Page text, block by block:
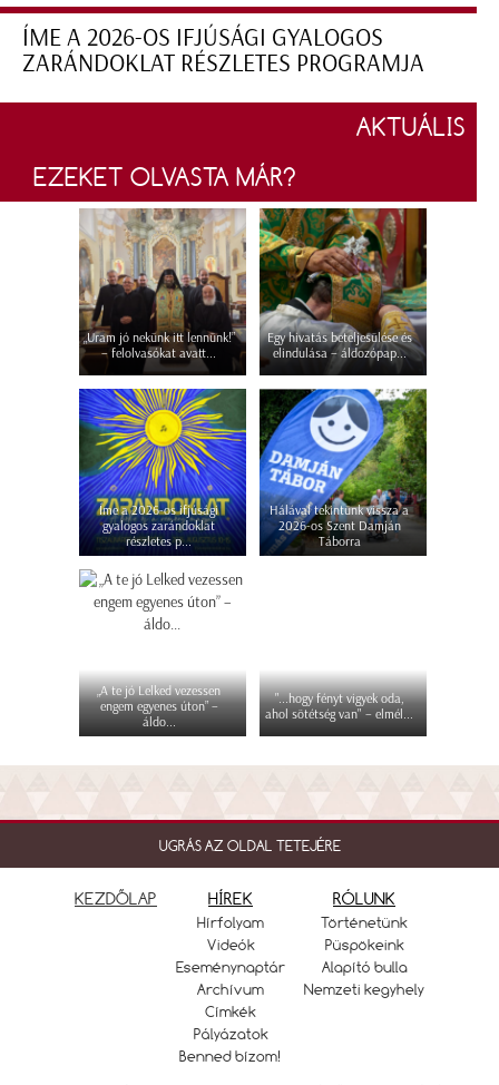
ÍME A 2026-OS IFJÚSÁGI GYALOGOS
ZARÁNDOKLAT RÉSZLETES PROGRAMJA
AKTUÁLIS
EZEKET OLVASTA MÁR?
„Uram jó nekünk itt lennünk!”
– felolvasókat avatt...
Egy hivatás beteljesülése és
elindulása – áldozópap...
Íme a 2026-os ifjúsági
gyalogos zarándoklat
részletes p...
Hálával tekintünk vissza a
2026-os Szent Damján
Táborra
„A te jó Lelked vezessen
engem egyenes úton” –
áldo...
"...hogy fényt vigyek oda,
ahol sötétség van" – elmél...
UGRÁS AZ OLDAL TETEJÉRE
KEZDŐLAP HÍREK
Hírfolyam
Videók
Eseménynaptár
Archívum
Címkék
Pályázatok
Benned bízom!
RÓLUNK
Történetünk
Püspökeink
Alapító bulla
Nemzeti kegyhely